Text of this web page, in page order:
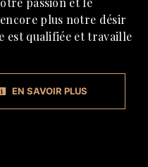
plus notre désir
est qualifiée et travaille
EN SAVOIR PLUS